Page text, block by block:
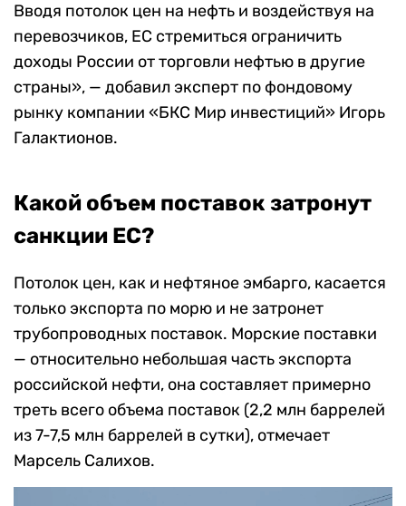
Вводя потолок цен на нефть и воздействуя на
перевозчиков, ЕС стремиться ограничить
доходы России от торговли нефтью в другие
страны», — добавил эксперт по фондовому
рынку компании «БКС Мир инвестиций» Игорь
Галактионов.
Какой объем поставок затронут
санкции ЕС?
Потолок цен, как и нефтяное эмбарго, касается
только экспорта по морю и не затронет
трубопроводных поставок. Морские поставки
— относительно небольшая часть экспорта
российской нефти, она составляет примерно
треть всего объема поставок (2,2 млн баррелей
из 7-7,5 млн баррелей в сутки), отмечает
Марсель Салихов.